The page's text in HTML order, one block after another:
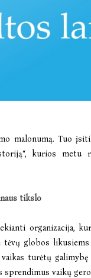
malonumą. Tuo
kurios metu
tikslo
organizacija,
globos
turėtų
vaikų